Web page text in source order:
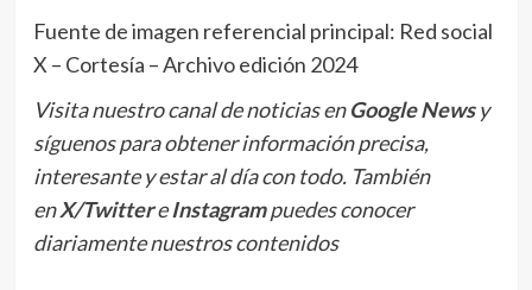
Fuente de imagen referencial principal: Red social
X – Cortesía – Archivo edición 2024
Visita nuestro canal de noticias enGoogle Newsy
síguenos para obtener información precisa,
interesante y estar al día con todo. También
enX/TwittereInstagrampuedes conocer
diariamente nuestros contenidos